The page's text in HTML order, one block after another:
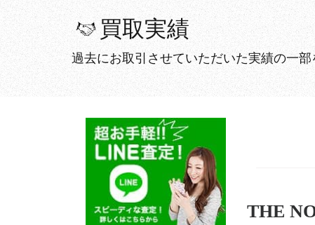
買取実績
過去にお取引させていただいた実績の一
THE